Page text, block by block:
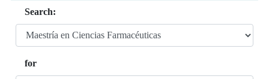
Search:
for